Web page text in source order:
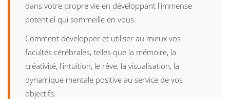
dans votre propre vie en développant l'immense
potentiel qui sommeille en vous.
Comment développer et utiliser au mieux vos
facultés cérébrales, telles que la mémoire, la
créativité, l'intuition, le rêve, la visualisation, la
dynamique mentale positive au service de vos
objectifs.